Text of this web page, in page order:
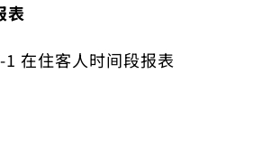
表
1 在住客人时间段报表